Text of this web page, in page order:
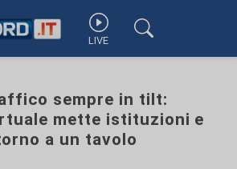
LIVE
sempre in tilt:
mette istituzioni e
a un tavolo